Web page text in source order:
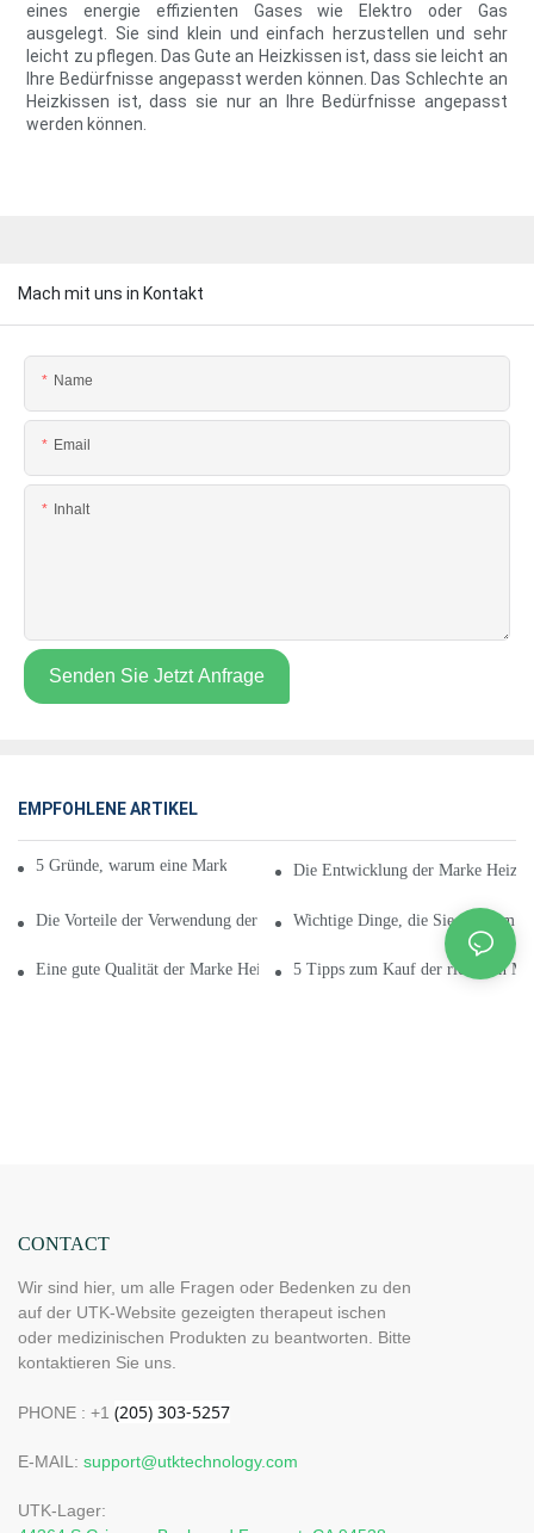
eines energie effizienten Gases wie Elektro oder Gas
ausgelegt. Sie sind klein und einfach herzustellen und sehr
leicht zu pflegen. Das Gute an Heizkissen ist, dass sie leicht an
Ihre Bedürfnisse angepasst werden können. Das Schlechte an
Heizkissen ist, dass sie nur an Ihre Bedürfnisse angepasst
werden können.
Mach mit uns in Kontakt
Name
Email
Inhalt
Senden Sie Jetzt Anfrage
EMPFOHLENE ARTIKEL
5 Gründe, warum eine Marke für Heizkissen gut für Sie ist
Die Entwicklung der Marke
Die Vorteile der Verwendung der richtigen Marke für Heizkissen
Wichtige Dinge, die Sie vor dem
Eine gute Qualität der Marke Heizkissen5 Tipps zum Kauf der richtigen
CONTACT
Wir sind hier, um alle Fragen oder Bedenken zu den
auf der UTK-Website gezeigten therapeut ischen
oder medizinischen Produkten zu beantworten. Bitte
kontaktieren Sie uns.
PHONE : +1
E-MAIL: support@utktechnology.com
UTK-Lager: